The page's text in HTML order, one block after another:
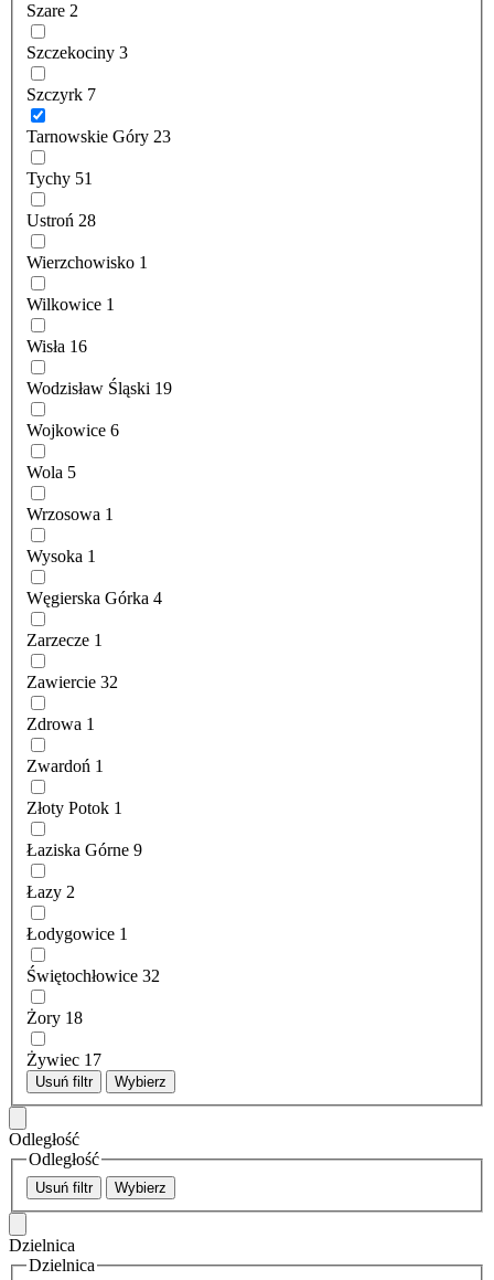
Szare 2
Szczekociny 3
Szczyrk 7
Tarnowskie Góry 23
Tychy 51
Ustroń 28
Wierzchowisko 1
Wilkowice 1
Wisła 16
Wodzisław Śląski 19
Wojkowice 6
Wola 5
Wrzosowa 1
Wysoka 1
Węgierska Górka 4
Zarzecze 1
Zawiercie 32
Zdrowa 1
Zwardoń 1
Złoty Potok 1
Łaziska Górne 9
Łazy 2
Łodygowice 1
Świętochłowice 32
Żory 18
Żywiec 17
Usuń filtr Wybierz
Odległość
Odległość
Usuń filtr Wybierz
Dzielnica
Dzielnica